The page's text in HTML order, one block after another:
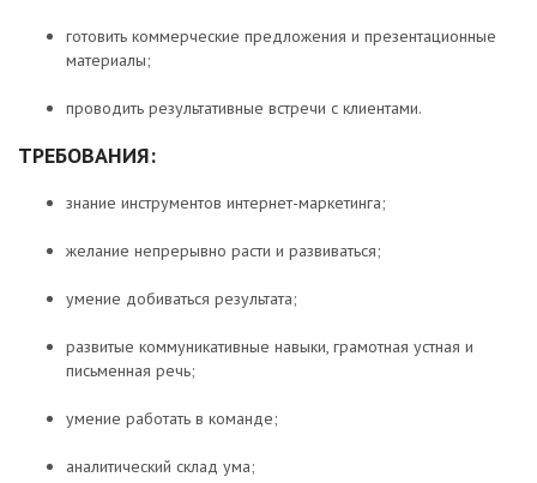
готовить коммерческие предложения и презентационные
материалы;
проводить результативные встречи с клиентами.
ТРЕБОВАНИЯ:
знание инструментов интернет-маркетинга;
желание непрерывно расти и развиваться;
умение добиваться результата;
развитые коммуникативные навыки, грамотная устная и
письменная речь;
умение работать в команде;
аналитический склад ума;